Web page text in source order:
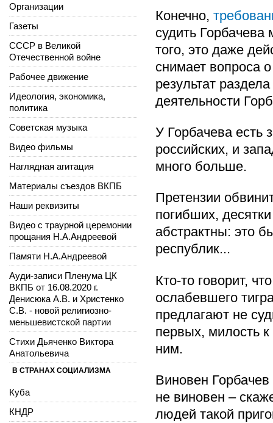
Конечно,
судить
того, это даже
снимает вопроса
результат
деятельности
У Горбачева есть
российских, и
много больше.
Претензии
погибших,
абстрактны: это
республик...
Кто-то говорит,
ослабевшего
предлагают не
первых, милость
ним.
Виновен
не виновен –
людей такой
Организации
Газеты
СССР в Великой
Отечественной войне
Рабочее движение
Идеология, экономика,
политика
Советская музыка
Видео фильмы
Наглядная агитация
Материалы съездов ВКПБ
Наши реквизиты
Видео с траурной церемонии
прощания Н.А.Андреевой
Памяти Н.А.Андреевой
Ауди-записи Пленума ЦК
ВКПБ от 16.08.2020 г.
Денисюка А.В. и Христенко
С.В. - новой религиозно-
меньшевистской партии
Стихи Дьяченко Виктора
Анатольевича
В СТРАНАХ СОЦИАЛИЗМА
Куба
КНДР